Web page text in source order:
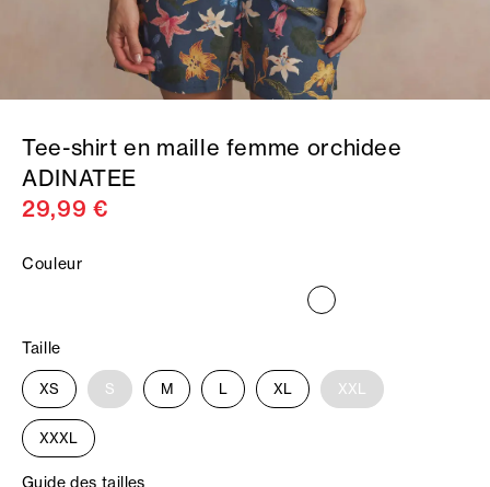
Tee-shirt en maille femme orchidee
ADINATEE
29,99 €
Couleur
Taille
XS S M L XL XXL
XXXL
Guide des tailles